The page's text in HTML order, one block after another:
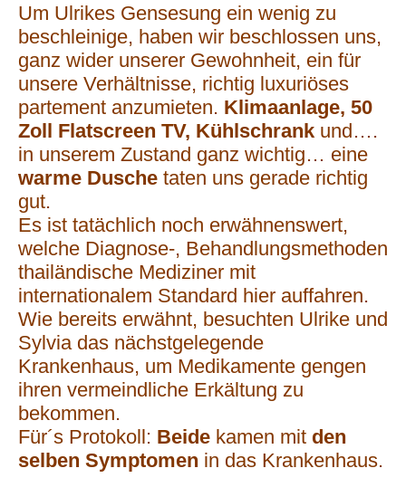
Um Ulrikes Gensesung ein wenig zu
beschleinige, haben wir beschlossen uns,
ganz wider unserer Gewohnheit, ein für
unsere Verhältnisse, richtig luxuriöses
partement anzumieten. Klimaanlage, 50
Zoll Flatscreen TV, Kühlschrank und….
in unserem Zustand ganz wichtig… eine
warme Dusche taten uns gerade richtig
gut.
Es ist tatächlich noch erwähnenswert,
welche Diagnose-, Behandlungsmethoden
thailändische Mediziner mit
internationalem Standard hier auffahren.
Wie bereits erwähnt, besuchten Ulrike und
Sylvia das nächstgelegende
Krankenhaus, um Medikamente gengen
ihren vermeindliche Erkältung zu
bekommen.
Für´s Protokoll: Beide kamen mit den
selben Symptomen in das Krankenhaus.